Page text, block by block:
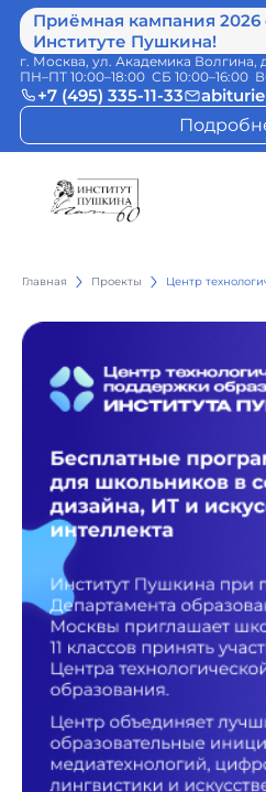
Приёмная кампания 2026
Институте Пушкина!
г. Москва, ул. Академика Волгина,
ПН–ПТ 10:00–18:00 СБ 10:00–16:00
+7 (495) 335-11-33
Главная Проекты Центр